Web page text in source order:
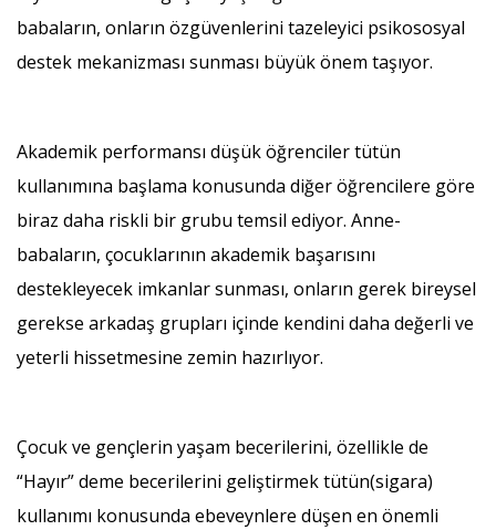
babaların, onların özgüvenlerini tazeleyici psikososyal
destek mekanizması sunması büyük önem taşıyor.
Akademik performansı düşük öğrenciler tütün
kullanımına başlama konusunda diğer öğrencilere göre
biraz daha riskli bir grubu temsil ediyor. Anne-
babaların, çocuklarının akademik başarısını
destekleyecek imkanlar sunması, onların gerek bireysel
gerekse arkadaş grupları içinde kendini daha değerli ve
yeterli hissetmesine zemin hazırlıyor.
Çocuk ve gençlerin yaşam becerilerini, özellikle de
“Hayır” deme becerilerini geliştirmek tütün(sigara)
kullanımı konusunda ebeveynlere düşen en önemli